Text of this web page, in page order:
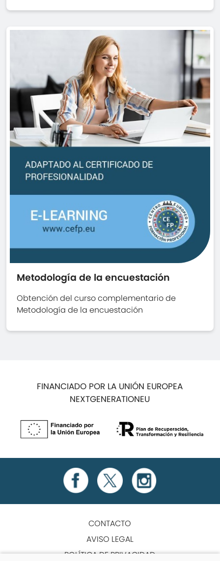
Metodología de la encuestación
Obtención del curso complementario de
Metodología de la encuestación
FINANCIADO POR LA UNIÓN EUROPEA
NEXTGENERATIONEU
CONTACTO
AVISO LEGAL
POLÍTICA DE PRIVACIDAD